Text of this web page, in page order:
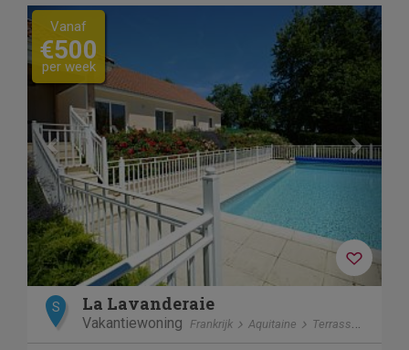
Previous Next
Vanaf
€500
per week
S La Lavanderaie
Vakantiewoning Frankrijk Aquitaine Terrasson-Lavilledieu / Cublac